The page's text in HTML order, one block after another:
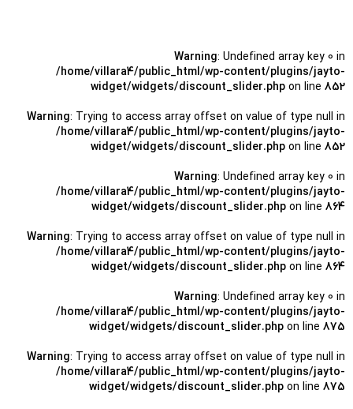
Warning: Undefined array key 0 in
/home/villara4/public_html/wp-content/plugins/jayto-
widget/widgets/discount_slider.php on line 852
Warning: Trying to access array offset on value of type null in
/home/villara4/public_html/wp-content/plugins/jayto-
widget/widgets/discount_slider.php on line 852
Warning: Undefined array key 0 in
/home/villara4/public_html/wp-content/plugins/jayto-
widget/widgets/discount_slider.php on line 864
Warning: Trying to access array offset on value of type null in
/home/villara4/public_html/wp-content/plugins/jayto-
widget/widgets/discount_slider.php on line 864
Warning: Undefined array key 0 in
/home/villara4/public_html/wp-content/plugins/jayto-
widget/widgets/discount_slider.php on line 875
Warning: Trying to access array offset on value of type null in
/home/villara4/public_html/wp-content/plugins/jayto-
widget/widgets/discount_slider.php on line 875